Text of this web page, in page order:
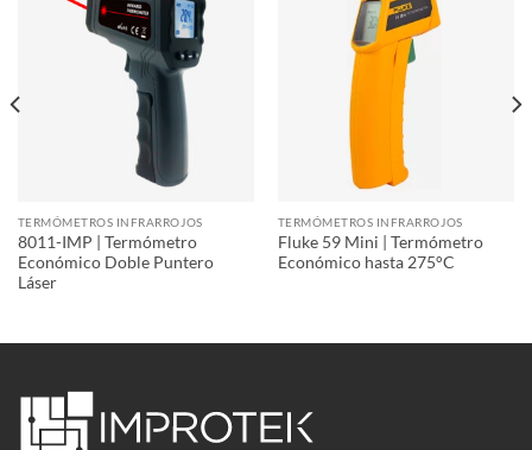
TERMÓMETROS INFRARROJOS
8011-IMP | Termómetro
Económico Doble Puntero
Láser
TERMÓMETROS INFRARROJOS
Fluke 59 Mini | Termómetro
Económico hasta 275°C